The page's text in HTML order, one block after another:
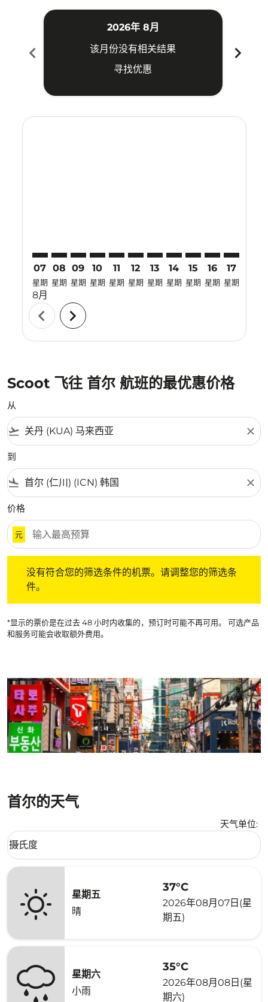
chevron_left
2026年 8月
该月份没有相关结果
寻找优惠
chevron_right
07
星期
8月
08
星期
09
星期
10
星期
11
星期
12
星期
13
星期
14
星期
15
星期
16
星期
17
星期
chevron_left chevron_right
Scoot 飞往 首尔 航班的最优惠价格
从
flight_takeoff close
到
flight_land close
价格
元
没有符合您的筛选条件的机票。请调整您的筛选条
件。
*显示的票价是在过去 48 小时内收集的，预订时可能不再可用。 可选产品
和服务可能会收取额外费用。
首尔的天气
天气单位:
Weather unit option 摄氏度 Selected
摄氏度
keyboard_arrow_down
星期五
晴
37°C
2026年08月07日(星
期五)
星期六
小雨
35°C
2026年08月08日(星
期六)